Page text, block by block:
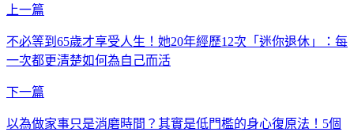
上一篇
不必等到65歲才享受人生！她20年經歷12次「迷你退休」：每
一次都更清楚如何為自己而活
下一篇
以為做家事只是消磨時間？其實是低門檻的身心復原法！5個